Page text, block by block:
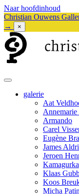
Naar hoofdinhoud
Christian Ouwens
→
×
galerie
Aat
Annemarie
Armando
Carel
Eugène
James
Jeroen
Kamagurka
Klaas
Koos
Micha